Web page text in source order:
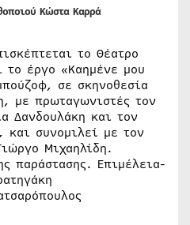
Κώστα Καρρά
το Θέατρο
το έργο «Καημένε μου
σε σκηνοθεσία
με πρωταγωνιστές τον
Δανδουλάκη και τον
και συνομιλεί με τον
Μιχαηλίδη.
παράστασης. Επιμέλεια-